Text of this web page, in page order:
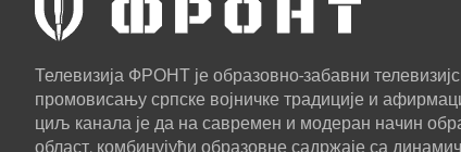
Телевизија ФРОНТ је образовно-забавни
промовисању српске војничке традиције и
циљ канала је да на савремен и модеран начин
област, комбинујући образовне садржаје са